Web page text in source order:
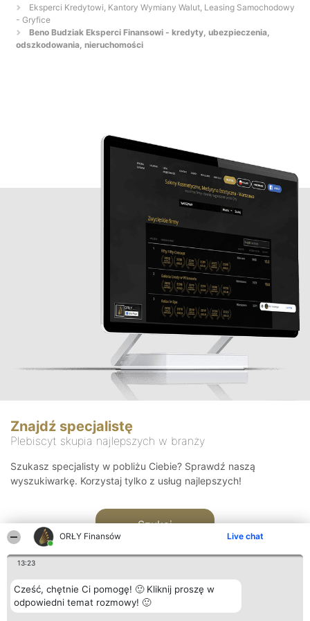
ORŁY Finansów Live chat
13:23
Cześć, chętnie Ci pomogę! 🙂 Kliknij proszę w
odpowiedni temat rozmowy! 🙂
Eksperci Kredytowi, Kantory Wymiany Walut, Leasing Samochodowy
- Gryfice
Beno Budziak Eksperci Finansowi - kredyty, ubezpieczenia,
odszkodowania, nieruchomości
Znajdź specjalistę
Plebiscyt skupia najlepszych w branży
Szukasz specjalisty w pobliżu Ciebie? Sprawdź naszą
wyszukiwarkę. Korzystaj tylko z usług najlepszych!
Szukaj